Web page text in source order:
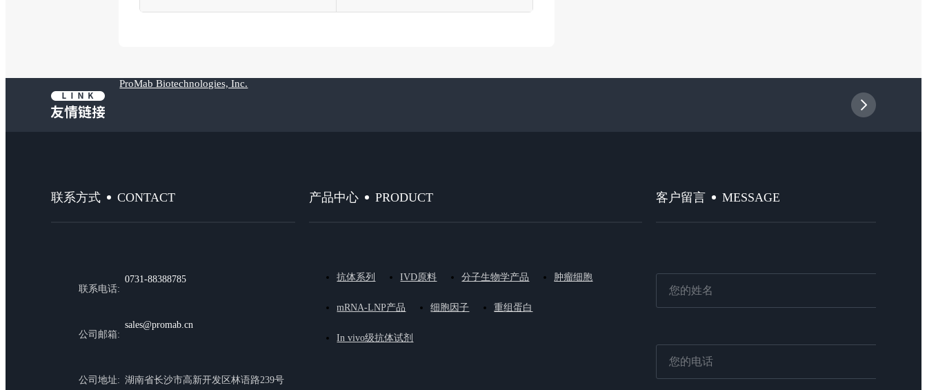
ProMab Biotechnologies, Inc.
联系方式 CONTACT
联系电话:
0731-88388785
公司邮箱:
sales@promab.cn
公司地址: 湖南省长沙市高新开发区林语路239号
产品中心 PRODUCT
抗体系列 IVD原料 分子生物学产品 肿瘤细胞
mRNA-LNP产品 细胞因子 重组蛋白
In vivo级抗体试剂
客户留言 MESSAGE